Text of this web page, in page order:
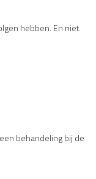
hebben. En niet
behandeling bij de